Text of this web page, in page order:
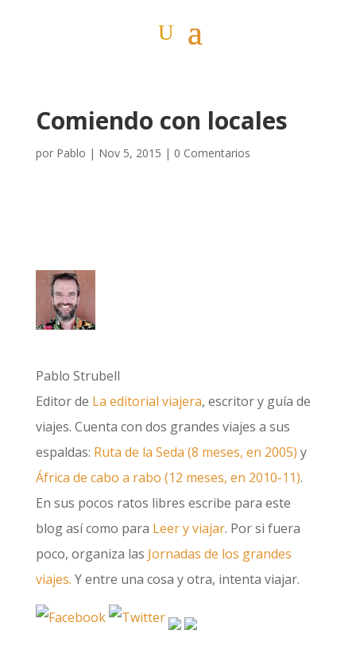
Comiendo con locales
por Pablo | Nov 5, 2015 | 0 Comentarios
Pablo Strubell
Editor de La editorial viajera, escritor y guía de
viajes. Cuenta con dos grandes viajes a sus
espaldas: Ruta de la Seda (8 meses, en 2005) y
África de cabo a rabo (12 meses, en 2010-11).
En sus pocos ratos libres escribe para este
blog así como para Leer y viajar. Por si fuera
poco, organiza las Jornadas de los grandes
viajes. Y entre una cosa y otra, intenta viajar.